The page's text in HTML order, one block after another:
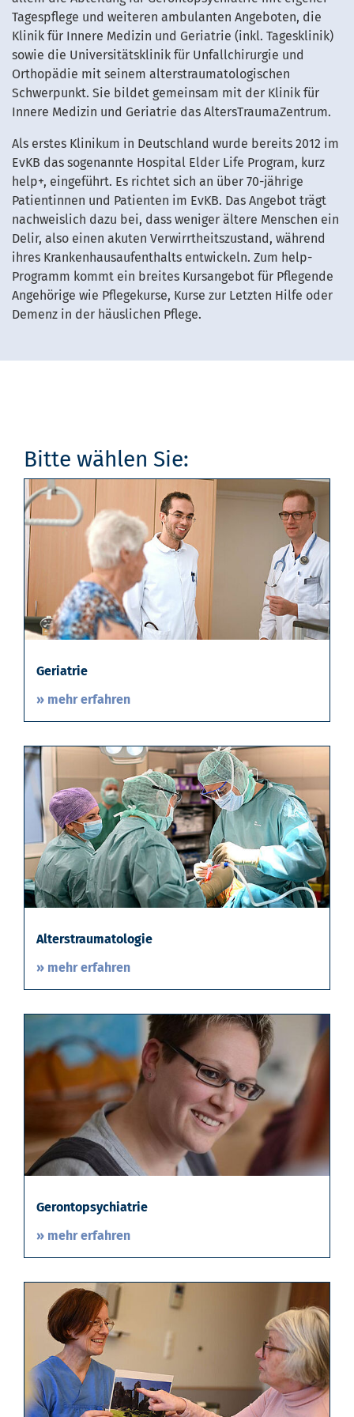
Tagespflege und weiteren ambulanten Angeboten, die
Klinik für Innere Medizin und Geriatrie (inkl. Tagesklinik)
sowie die Universitätsklinik für Unfallchirurgie und
Orthopädie mit seinem alterstraumatologischen
Schwerpunkt. Sie bildet gemeinsam mit der Klinik für
Innere Medizin und Geriatrie das AltersTraumaZentrum.
Als erstes Klinikum in Deutschland wurde bereits 2012 im
EvKB das sogenannte Hospital Elder Life Program, kurz
help+, eingeführt. Es richtet sich an über 70-jährige
Patientinnen und Patienten im EvKB. Das Angebot trägt
nachweislich dazu bei, dass weniger ältere Menschen ein
Delir, also einen akuten Verwirrtheitszustand, während
ihres Krankenhausaufenthalts entwickeln. Zum help-
Programm kommt ein breites Kursangebot für Pflegende
Angehörige wie Pflegekurse, Kurse zur Letzten Hilfe oder
Demenz in der häuslichen Pflege.
Bitte wählen Sie:
Geriatrie
» mehr erfahren
Alterstraumatologie
» mehr erfahren
Gerontopsychiatrie
» mehr erfahren